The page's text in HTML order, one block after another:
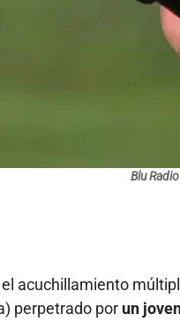
Blu
acuchillamiento
perpetrado por un